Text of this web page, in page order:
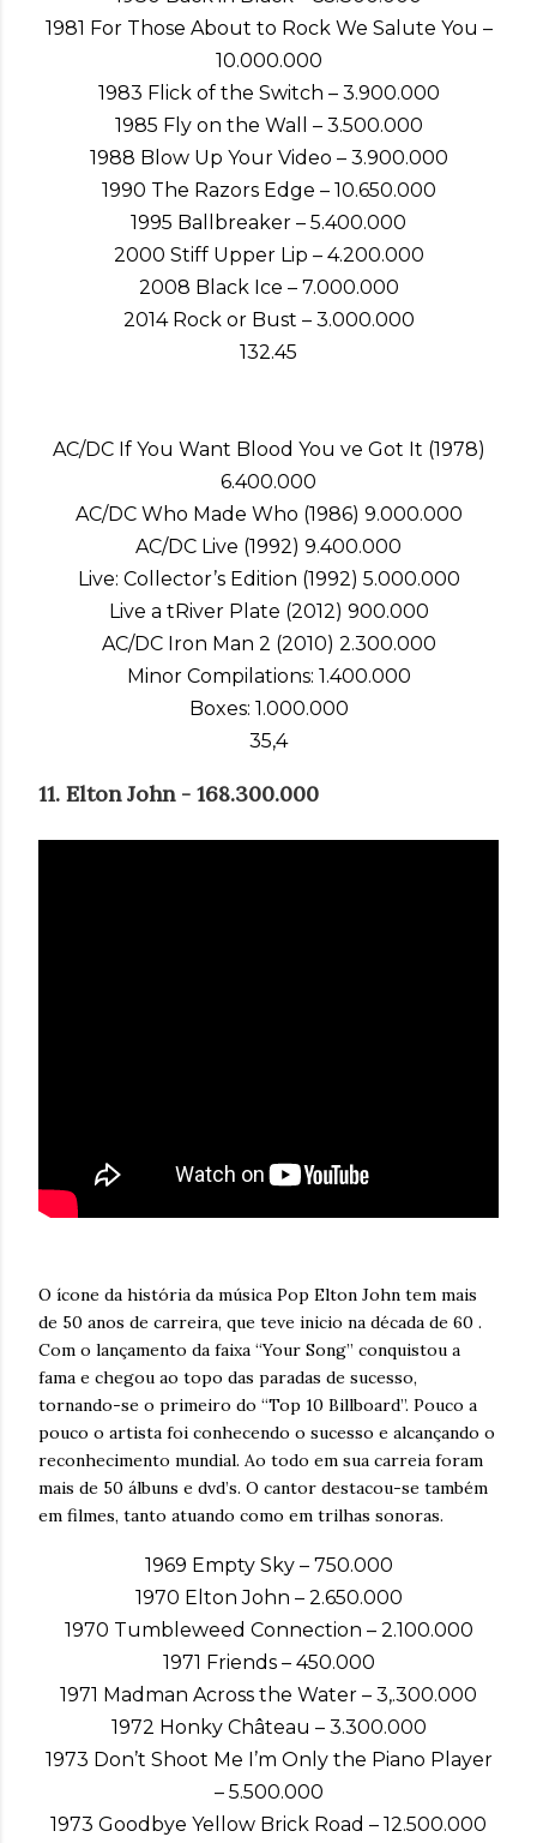
1981 For Those About to Rock We Salute You –
10.000.000
1983 Flick of the Switch – 3.900.000
1985 Fly on the Wall – 3.500.000
1988 Blow Up Your Video – 3.900.000
1990 The Razors Edge – 10.650.000
1995 Ballbreaker – 5.400.000
2000 Stiff Upper Lip – 4.200.000
2008 Black Ice – 7.000.000
2014 Rock or Bust – 3.000.000
132.45
AC/DC If You Want Blood You ve Got It (1978)
6.400.000
AC/DC Who Made Who (1986) 9.000.000
AC/DC Live (1992) 9.400.000
Live: Collector’s Edition (1992) 5.000.000
Live a tRiver Plate (2012) 900.000
AC/DC Iron Man 2 (2010) 2.300.000
Minor Compilations: 1.400.000
Boxes: 1.000.000
35,4
11. Elton John - 168.300.000
O ícone da história da música Pop Elton John tem mais
de 50 anos de carreira, que teve inicio na década de 60 .
Com o lançamento da faixa “Your Song” conquistou a
fama e chegou ao topo das paradas de sucesso,
tornando-se o primeiro do “Top 10 Billboard”. Pouco a
pouco o artista foi conhecendo o sucesso e alcançando o
reconhecimento mundial. Ao todo em sua carreia foram
mais de 50 álbuns e dvd’s. O cantor destacou-se também
em filmes, tanto atuando como em trilhas sonoras.
1969 Empty Sky – 750.000
1970 Elton John – 2.650.000
1970 Tumbleweed Connection – 2.100.000
1971 Friends – 450.000
1971 Madman Across the Water – 3,.300.000
1972 Honky Château – 3.300.000
1973 Don’t Shoot Me I’m Only the Piano Player
– 5.500.000
1973 Goodbye Yellow Brick Road – 12.500.000